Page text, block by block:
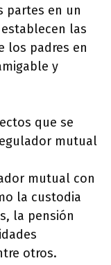
partes en un
las
los padres en
y
que se
mutual
mutual con
la custodia
la pensión
otros.